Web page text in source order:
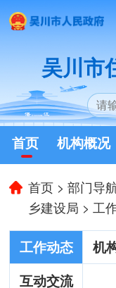
吴川市
首页 机构概况
首页 >部门导
乡建设局 > 工
工作动态 机
互动交流